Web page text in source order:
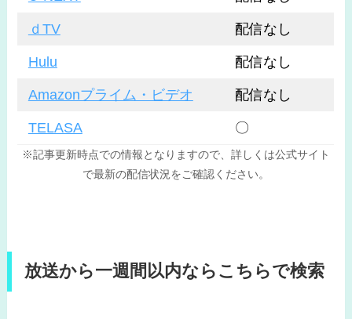
ｄTV 配信なし
Hulu 配信なし
Amazonプライム・ビデオ 配信なし
TELASA 〇
※記事更新時点での情報となりますので、詳しくは公式サイト
で最新の配信状況をご確認ください。
放送から一週間以内ならこちらで検索